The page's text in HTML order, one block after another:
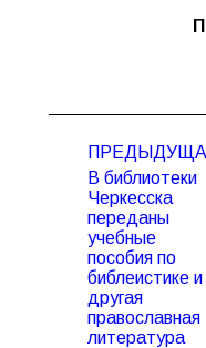
записям
Предыдущая
запись:
В библиотеки
Черкесска
переданы
учебные
пособия по
библеистике и
другая
православная
литература